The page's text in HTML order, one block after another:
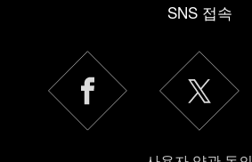
SNS 접속